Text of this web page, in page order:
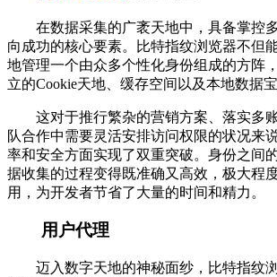
在数据采集的广袤天地中，具备掌控
向成功的核心要素。比特指纹浏览器不但
地管理一个由众多个性化身份组成的方阵
立的Cookie天地、缓存空间以及本地数据宝
这对于推行繁杂的营销方案、落实多账
队合作中需要灵活安排访问权限的状况来
率和安全方面实现了双重突破。身份之间
据收集的过程变得既准确又高效，极大程
用，为开发者节省了大量的时间和精力。
用户代理
迈入数字天地的神秘面纱，比特指纹